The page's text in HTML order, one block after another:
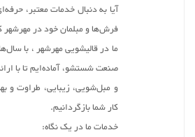
آیا به دنبال خدمات معتبر،
فرش‌ها و مبلمان خود در
ما در قالیشویی مهرشهر ، با
صنعت شستشو، آماده‌ایم تا با
و مبل‌شویی، زیبایی، طراوت و
کار شما بازگردانیم.
خدمات ما در یک نگاه: